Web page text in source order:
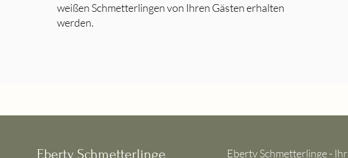
weißen Schmetterlingen von Ihren Gästen erhalten
werden.
Eberty Schmetterlinge Eberty Schmetterlinge -